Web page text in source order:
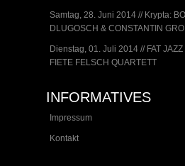
Samtag, 28. Juni 2014 // Krypta:
DLUGOSCH & CONSTANTIN
Dienstag, 01. Juli 2014 // FAT
FIETE FELSCH QUARTETT
INFORMATIVES
Impressum
Kontakt